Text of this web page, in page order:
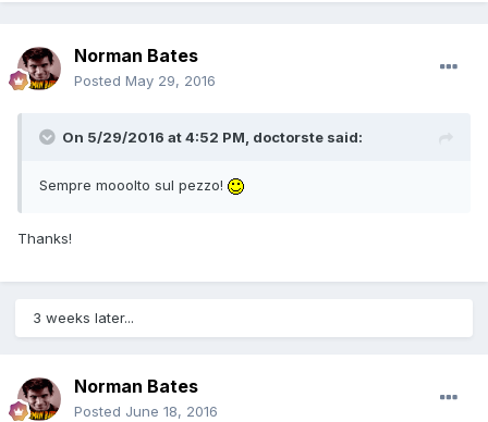
Norman Bates
Posted May 29, 2016
On 5/29/2016 at 4:52 PM, doctorste said:
Sempre mooolto sul pezzo!
Thanks!
3 weeks later...
Norman Bates
Posted June 18, 2016